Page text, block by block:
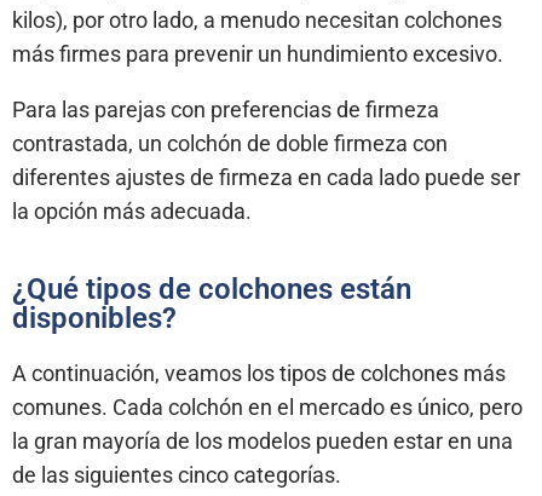
kilos), por otro lado, a menudo necesitan colchones
más firmes para prevenir un hundimiento excesivo.
Para las parejas con preferencias de firmeza
contrastada, un colchón de doble firmeza con
diferentes ajustes de firmeza en cada lado puede ser
la opción más adecuada.
¿Qué tipos de colchones están
disponibles?
A continuación, veamos los tipos de colchones más
comunes. Cada colchón en el mercado es único, pero
la gran mayoría de los modelos pueden estar en una
de las siguientes cinco categorías.